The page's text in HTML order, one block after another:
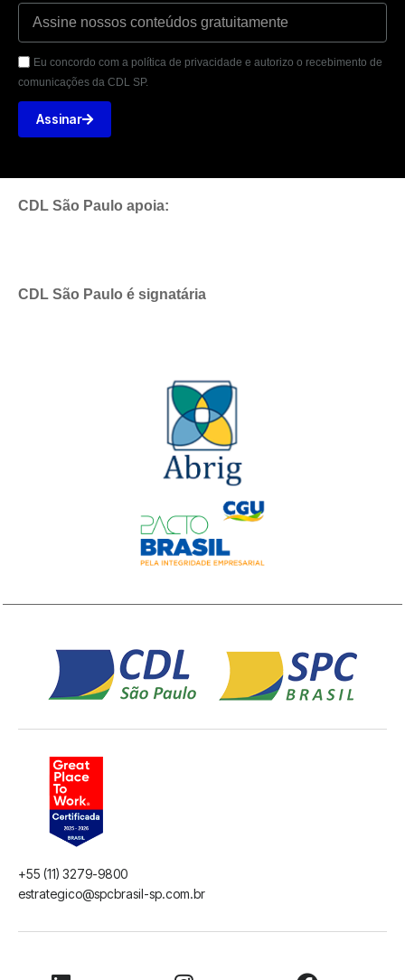
Eu concordo com a política de privacidade e autorizo o recebimento de
comunicações da CDL SP.
Assinar
CDL São Paulo apoia:
CDL São Paulo é signatária
+55 (11) 3279-9800
estrategico@spcbrasil-sp.com.br